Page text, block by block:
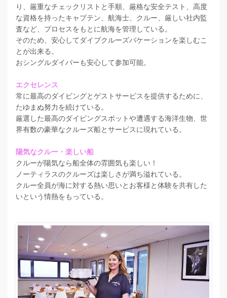
り、厳重なチェックリストと手順、厳格な安全テスト、高度
な資格を持ったキャプテン、航海士、クルー、厳しい社内監
査など、プロセスをもとに航海を管理している。
そのため、安心してダイブクルーズバケーションを楽しむこ
とが出来る。
おシングルダイバーも安心して参加可能。
エクセレンス
常に最高のダイビングとゲストサービスを提供するために、
たゆまぬ努力を続けている。
厳選した最高のダイビングスポットや遭遇する海洋生物、世
界有数の豪華なクルーズ船とサービスに現れている。
陽気なクルー・楽しい船
クルーが陽気なら船全体の雰囲気も楽しい！
ノーティラスのクルーズは楽しさが満ち溢れている。
クルー全員が海に対する熱い思いとお客様と体験を共有した
いという情熱をもっている。